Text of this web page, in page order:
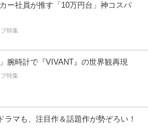
カー社員が推す「10万円台」神コスパ
特集
」腕時計で『VIVANT』の世界観再現
特集
ラマも、注目作＆話題作が勢ぞろい！